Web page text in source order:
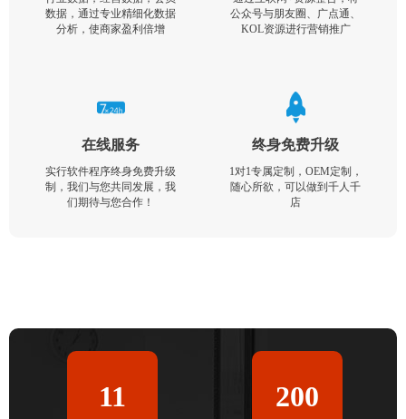
数据，通过专业精细化数据
分析，使商家盈利倍增
公众号与朋友圈、广点通、
KOL资源进行营销推广
在线服务
实行软件程序终身免费升级
制，我们与您共同发展，我
们期待与您合作！
终身免费升级
1对1专属定制，OEM定制，
随心所欲，可以做到千人千
店
11 200